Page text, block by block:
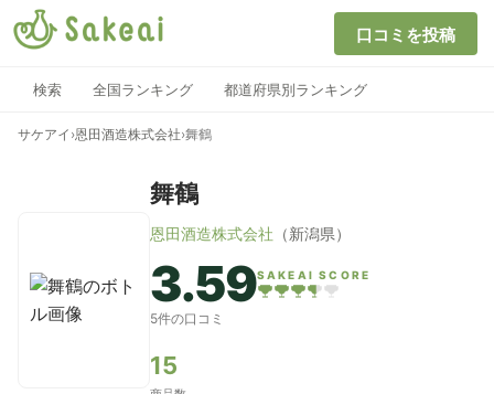
口コミを投稿
検索 全国ランキング 都道府県別ランキング
サケアイ ›恩田酒造株式会社›舞鶴
舞鶴
恩田酒造株式会社 （新潟県）
3.59SAKEAI SCORE
5件の口コミ
15